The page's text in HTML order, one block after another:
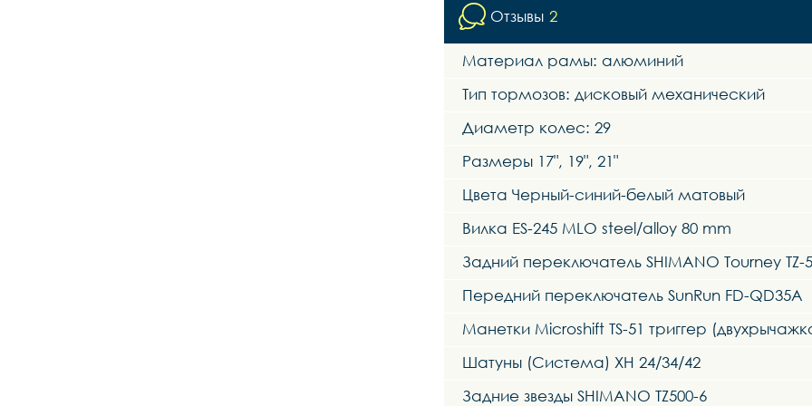
Отзывы 2
Материал рамы: алюминий
Тип тормозов: дисковый механический
Диаметр колес: 29
Размеры 17", 19", 21"
Цвета Черный-синий-белый матовый
Вилка ES-245 MLO steel/alloy 80 mm
Задний переключатель SHIMANO Tourney TZ-
Передний переключатель SunRun FD-QD35A
Манетки Microshift TS-51 триггер
Шатуны (Система) XH 24/34/42
Задние звезды SHIMANO TZ500-6